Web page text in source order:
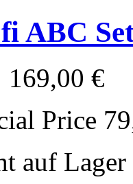
ABC
169,00 €
Price
auf Lager